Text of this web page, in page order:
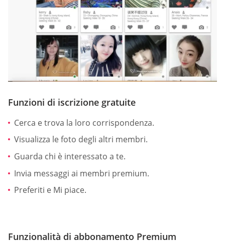
Funzioni di iscrizione gratuite
Cerca e trova la loro corrispondenza.
Visualizza le foto degli altri membri.
Guarda chi è interessato a te.
Invia messaggi ai membri premium.
Preferiti e Mi piace.
Funzionalità di abbonamento Premium